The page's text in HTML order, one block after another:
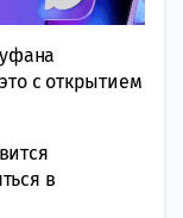
с открытием
в